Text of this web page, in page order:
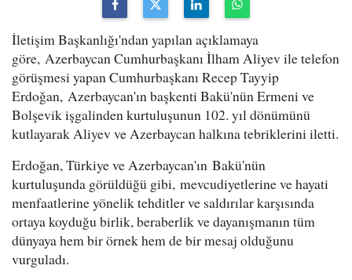
İletişim Başkanlığı'ndan yapılan açıklamaya
göre, Azerbaycan Cumhurbaşkanı İlham Aliyev ile telefon
görüşmesi yapan Cumhurbaşkanı Recep Tayyip
Erdoğan, Azerbaycan'ın başkenti Bakü'nün Ermeni ve
Bolşevik işgalinden kurtuluşunun 102. yıl dönümünü
kutlayarak Aliyev ve Azerbaycan halkına tebriklerini iletti.
Erdoğan, Türkiye ve Azerbaycan'ın Bakü'nün
kurtuluşunda görüldüğü gibi, mevcudiyetlerine ve hayati
menfaatlerine yönelik tehditler ve saldırılar karşısında
ortaya koyduğu birlik, beraberlik ve dayanışmanın tüm
dünyaya hem bir örnek hem de bir mesaj olduğunu
vurguladı.